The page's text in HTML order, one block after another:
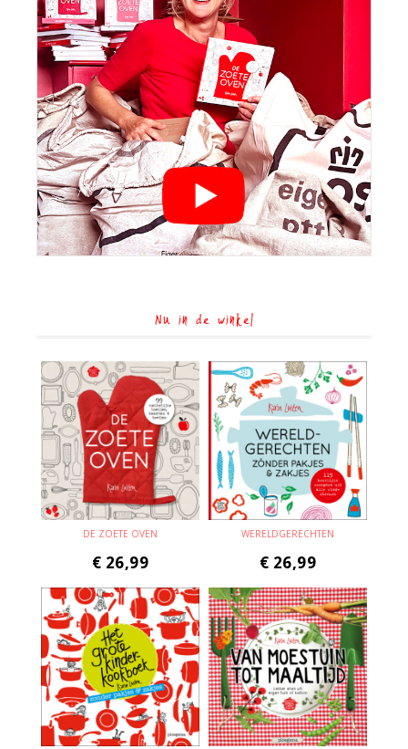
Nu in de winkel
DE ZOETE OVEN
€ 26,99
WERELDGERECHTEN
€ 26,99